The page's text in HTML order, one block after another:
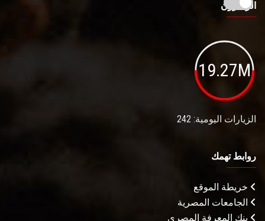
الزائـرون
19.27M
الزيارات اليومية: 242
روابط تهمك
خريطة الموقع
الجامعات المصرية
بنك المعرفة المصري